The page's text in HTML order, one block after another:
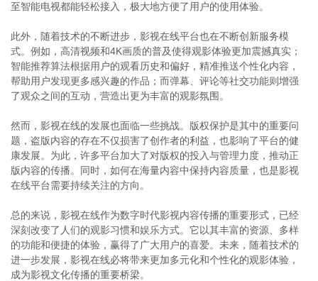
至智能电视都能轻松接入，极大地方便了用户的使用体验。
此外，随着技术的不断进步，影视在线平台也在不断创新服务模
式。例如，高清视频和4K画质的普及使得观影体验更加震撼真实；
智能推荐算法根据用户的观看历史和偏好，精准推送个性化内容，
帮助用户发现更多感兴趣的作品；而弹幕、评论等社交功能则增强
了观众之间的互动，营造出更为丰富的观影氛围。
然而，影视在线的发展也面临一些挑战。版权保护是其中的重要问
题，盗版内容的存在不仅损害了创作者的利益，也影响了平台的健
康发展。为此，许多平台加大了对版权的投入与管理力度，推动正
版内容的传播。同时，如何在海量内容中保持内容质量，也是影视
在线平台需要持续关注的方向。
总的来说，影视在线作为数字时代影视内容传播的重要形式，已经
深刻改变了人们的观影习惯和娱乐方式。它以其丰富的资源、多样
的功能和便捷的体验，赢得了广大用户的喜爱。未来，随着技术的
进一步发展，影视在线必将带来更加多元化和个性化的观影体验，
成为影视文化传播的重要桥梁。